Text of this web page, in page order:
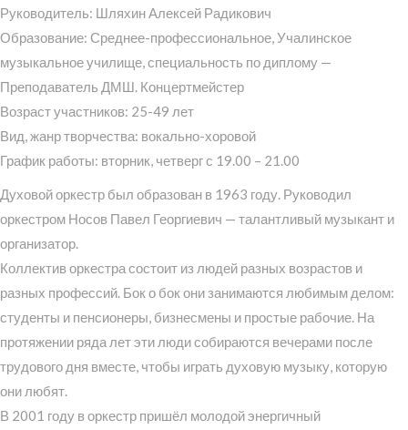
Руководитель: Шляхин Алексей Радикович
Образование: Среднее-профессиональное, Учалинское
музыкальное училище, специальность по диплому —
Преподаватель ДМШ. Концертмейстер
Возраст участников: 25-49 лет
Вид, жанр творчества: вокально-хоровой
График работы: вторник, четверг с 19.00 – 21.00
Духовой оркестр был образован в 1963 году. Руководил
оркестром Носов Павел Георгиевич — талантливый музыкант и
организатор.
Коллектив оркестра состоит из людей разных возрастов и
разных профессий. Бок о бок они занимаются любимым делом:
студенты и пенсионеры, бизнесмены и простые рабочие. На
протяжении ряда лет эти люди собираются вечерами после
трудового дня вместе, чтобы играть духовую музыку, которую
они любят.
В 2001 году в оркестр пришёл молодой энергичный